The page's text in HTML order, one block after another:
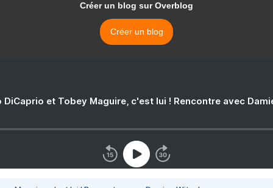
Créer un blog sur Overblog
Créer un blog
DiCaprio et Tobey Maguire, c'est lui ! Rencontre avec